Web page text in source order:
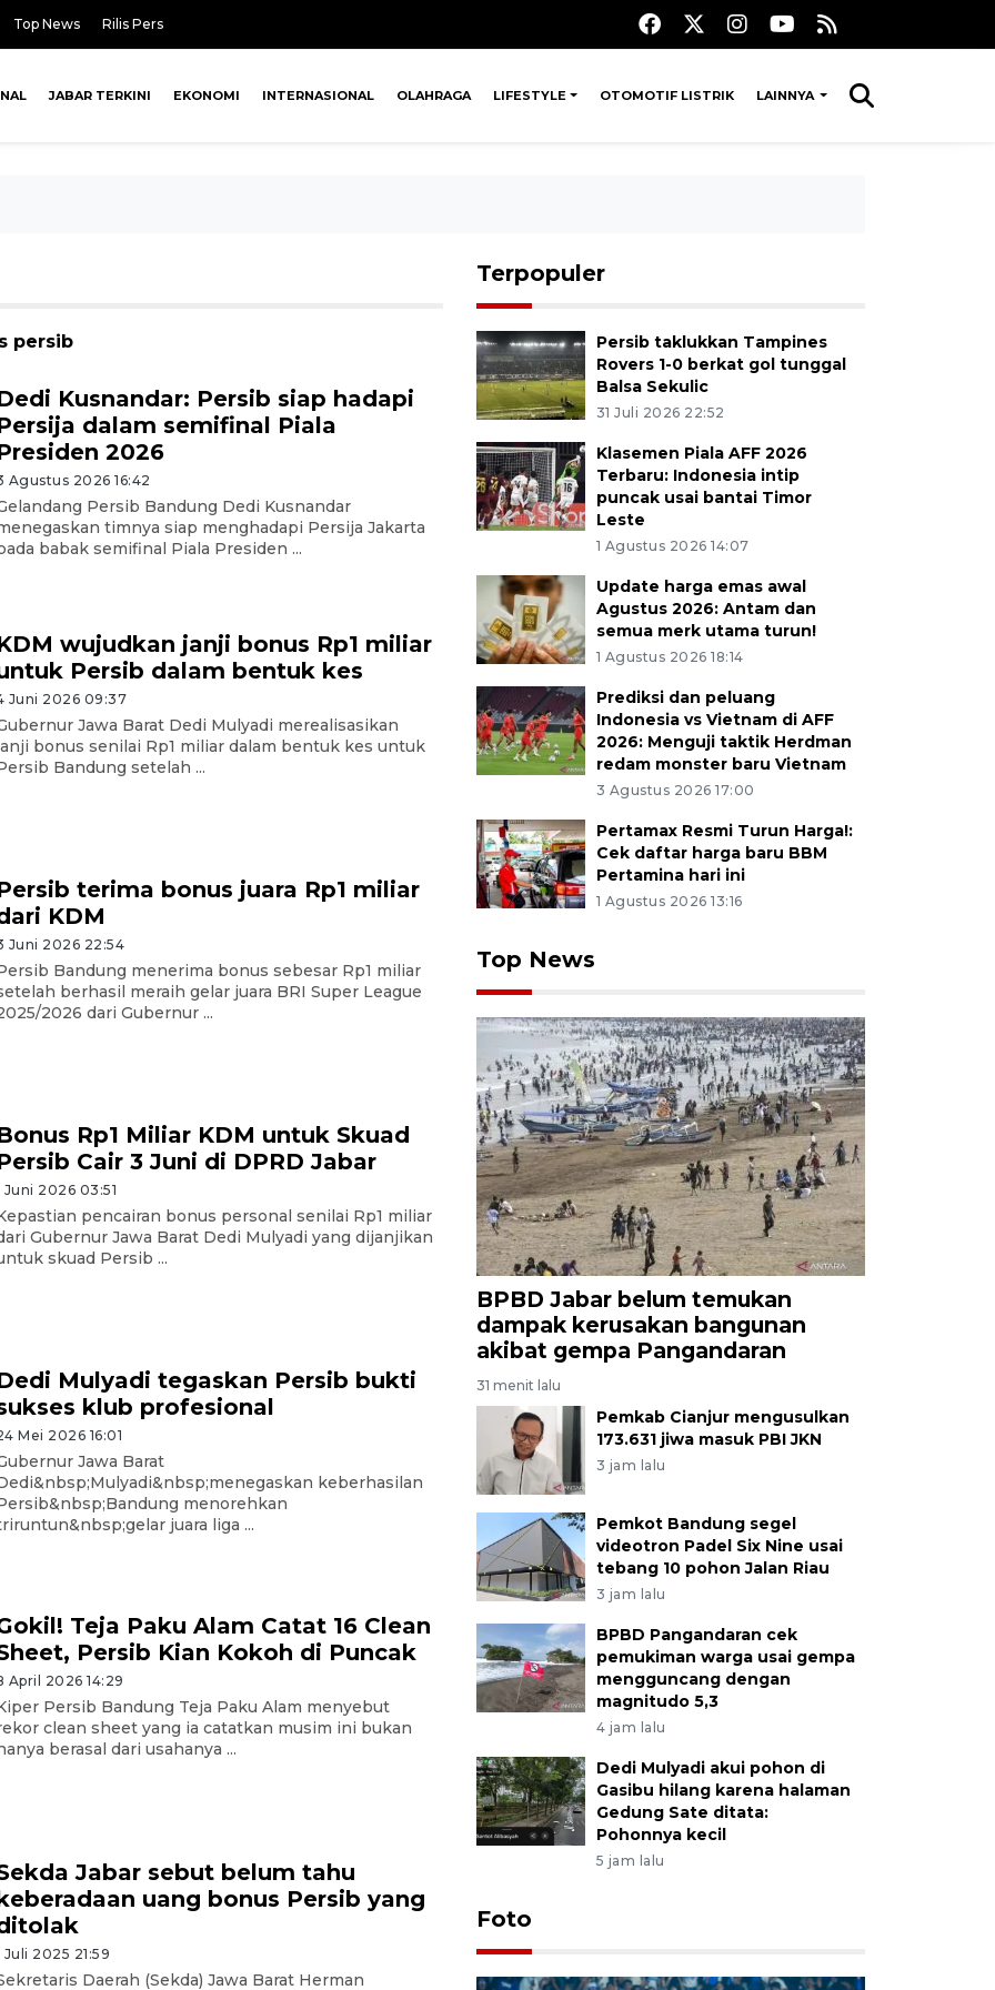
Top News Rilis Pers
JABAR TERKINI EKONOMI INTERNASIONAL OLAHRAGA LIFESTYLE OTOMOTIF LISTRIK LAINNYA
persib
Kusnandar: Persib siap hadapi
dalam semifinal Piala
2026
Agustus 2026 16:42
Persib Bandung Dedi Kusnandar
timnya siap menghadapi Persija Jakarta
babak semifinal Piala Presiden ...
wujudkan janji bonus Rp1 miliar
Persib dalam bentuk kes
Juni 2026 09:37
Jawa Barat Dedi Mulyadi merealisasikan
bonus senilai Rp1 miliar dalam bentuk kes untuk
Bandung setelah ...
terima bonus juara Rp1 miliar
KDM
Juni 2026 22:54
Bandung menerima bonus sebesar Rp1 miliar
berhasil meraih gelar juara BRI Super League
2026 dari Gubernur ...
Rp1 Miliar KDM untuk Skuad
Cair 3 Juni di DPRD Jabar
Juni 2026 03:51
pencairan bonus personal senilai Rp1 miliar
Gubernur Jawa Barat Dedi Mulyadi yang dijanjikan
skuad Persib ...
Mulyadi tegaskan Persib bukti
klub profesional
Mei 2026 16:01
Jawa Barat
keberhasilan
menorehkan
juara liga ...
Teja Paku Alam Catat 16 Clean
Persib Kian Kokoh di Puncak
April 2026 14:29
Persib Bandung Teja Paku Alam menyebut
clean sheet yang ia catatkan musim ini bukan
berasal dari usahanya ...
Jabar sebut belum tahu
uang bonus Persib yang
Juli 2025 21:59
Daerah (Sekda) Jawa Barat Herman
Terpopuler
Persib taklukkan Tampines
Rovers 1-0 berkat gol tunggal
Balsa Sekulic
31 Juli 2026 22:52
Klasemen Piala AFF 2026
Terbaru: Indonesia intip
puncak usai bantai Timor
Leste
1 Agustus 2026 14:07
Update harga emas awal
Agustus 2026: Antam dan
semua merk utama turun!
1 Agustus 2026 18:14
Prediksi dan peluang
Indonesia vs Vietnam di AFF
2026: Menguji taktik Herdman
redam monster baru Vietnam
3 Agustus 2026 17:00
Pertamax Resmi Turun Harga!:
Cek daftar harga baru BBM
Pertamina hari ini
1 Agustus 2026 13:16
Top News
BPBD Jabar belum temukan
dampak kerusakan bangunan
akibat gempa Pangandaran
31 menit lalu
Pemkab Cianjur mengusulkan
173.631 jiwa masuk PBI JKN
3 jam lalu
Pemkot Bandung segel
videotron Padel Six Nine usai
tebang 10 pohon Jalan Riau
3 jam lalu
BPBD Pangandaran cek
pemukiman warga usai gempa
mengguncang dengan
magnitudo 5,3
4 jam lalu
Dedi Mulyadi akui pohon di
Gasibu hilang karena halaman
Gedung Sate ditata:
Pohonnya kecil
5 jam lalu
Foto